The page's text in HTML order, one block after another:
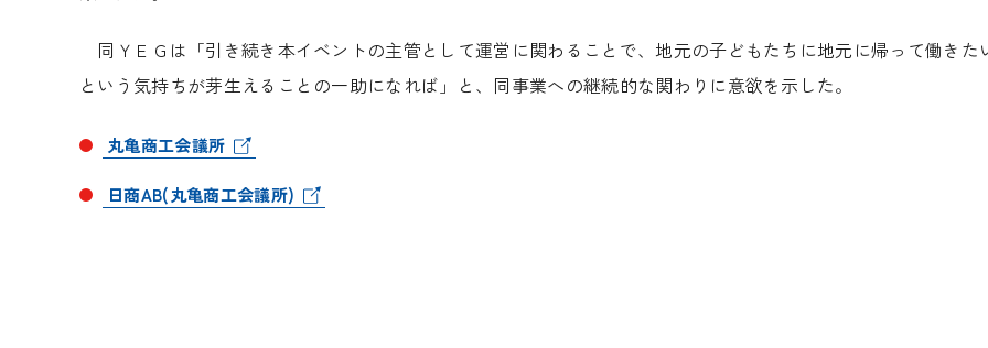
同ＹＥＧは「引き続き本イベントの主管として運営に関わることで、地元の子どもたちに地元に帰って働きた
という気持ちが芽生えることの一助になれば」と、同事業への継続的な関わりに意欲を示した。
丸亀商工会議所
日商AB(丸亀商工会議所)